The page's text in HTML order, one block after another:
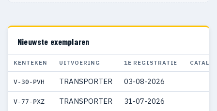
Nieuwste exemplaren
KENTEKEN UITVOERING 1E REGISTRATIE
V-30-PVH TRANSPORTER 03-08-2026
V-77-PXZ TRANSPORTER 31-07-2026